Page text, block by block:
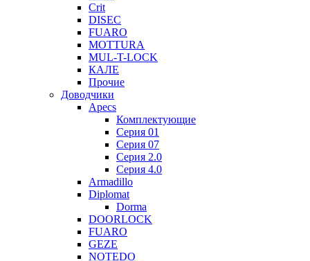
Crit
DISEC
FUARO
MOTTURA
MUL-T-LOCK
КАЛЕ
Прочие
Доводчики
Apecs
Комплектующие
Серия 01
Серия 07
Серия 2.0
Серия 4.0
Armadillo
Diplomat
Dorma
DOORLOCK
FUARO
GEZE
NOTEDO